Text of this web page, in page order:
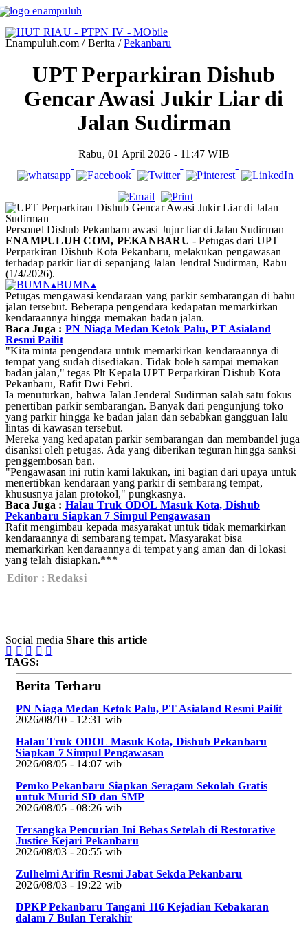
Enampuluh.com / Berita /Pekanbaru
UPT Perparkiran Dishub
Gencar Awasi Jukir Liar di
Jalan Sudirman
Rabu, 01 April 2026 - 11:47 WIB
Personel Dishub Pekanbaru awasi Jujur liar di Jalan Sudirman
ENAMPULUH COM, PEKANBARU - Petugas dari UPT
Perparkiran Dishub Kota Pekanbaru, melakukan pengawasan
terhadap parkir liar di sepanjang Jalan Jendral Sudirman, Rabu
(1/4/2026).
▴BUMN▴
Petugas mengawasi kendaraan yang parkir sembarangan di bahu
jalan tersebut. Beberapa pengendara kedapatan memarkirkan
kendaraannya hingga memakan badan jalan.
Baca Juga : PN Niaga Medan Ketok Palu, PT Asialand
Resmi Pailit
"Kita minta pengendara untuk memarkirkan kendaraannya di
tempat yang sudah disediakan. Tidak boleh sampai memakan
badan jalan," tegas Plt Kepala UPT Perparkiran Dishub Kota
Pekanbaru, Rafit Dwi Febri.
Ia menuturkan, bahwa Jalan Jenderal Sudirman salah satu fokus
penertiban parkir sembarangan. Banyak dari pengunjung toko
yang parkir hingga ke badan jalan dan sebabkan gangguan lalu
lintas di kawasan tersebut.
Mereka yang kedapatan parkir sembarangan dan membandel juga
disanksi oleh petugas. Ada yang diberikan teguran hingga sanksi
penggembosan ban.
"Pengawasan ini rutin kami lakukan, ini bagian dari upaya untuk
menertibkan kendaraan yang parkir di sembarang tempat,
khususnya jalan protokol," pungkasnya.
Baca Juga : Halau Truk ODOL Masuk Kota, Dishub
Pekanbaru Siapkan 7 Simpul Pengawasan
Rafit mengimbau kepada masyarakat untuk tidak memarkirkan
kendaraannya di sembarang tempat. Masyarakat bisa
memarkirkan kendaraannya di tempat yang aman dan di lokasi
yang telah disiapkan.***
Editor : Redaksi
Social media Share this article
    
TAGS:
Berita Terbaru
PN Niaga Medan Ketok Palu, PT Asialand Resmi Pailit
2026/08/10 - 12:31 wib
Halau Truk ODOL Masuk Kota, Dishub Pekanbaru
Siapkan 7 Simpul Pengawasan
2026/08/05 - 14:07 wib
Pemko Pekanbaru Siapkan Seragam Sekolah Gratis
untuk Murid SD dan SMP
2026/08/05 - 08:26 wib
Tersangka Pencurian Ini Bebas Setelah di Restorative
Justice Kejari Pekanbaru
2026/08/03 - 20:55 wib
Zulhelmi Arifin Resmi Jabat Sekda Pekanbaru
2026/08/03 - 19:22 wib
DPKP Pekanbaru Tangani 116 Kejadian Kebakaran
dalam 7 Bulan Terakhir